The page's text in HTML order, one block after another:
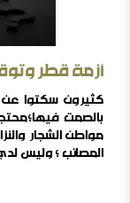
أزمة قطر
كثيرون سكتوا عن
بالصمت
مواطن الشجار
المصائب ؛ وليس
الألزم